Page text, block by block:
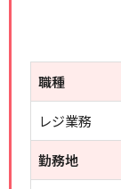
職種
レジ業務
勤務地